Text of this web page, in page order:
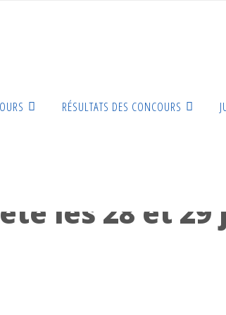
RÉSULTATS DES CONCOURS
2025 à Roanne
les 28 et 29